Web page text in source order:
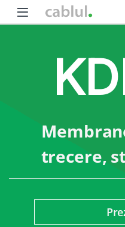
Skip to navigation
Skip to content
trecere,